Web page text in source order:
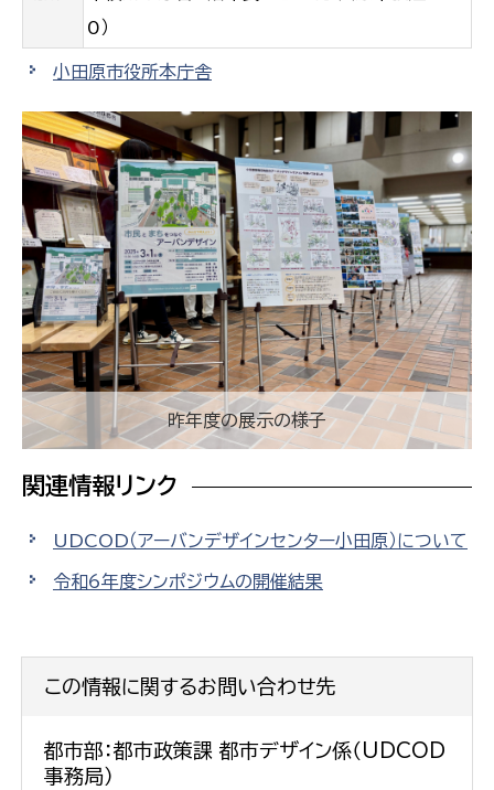
0）
小田原市役所本庁舎
昨年度の展示の様子
関連情報リンク
UDCOD（アーバンデザインセンター小田原）について
令和6年度シンポジウムの開催結果
この情報に関するお問い合わせ先
都市部：都市政策課 都市デザイン係（UDCOD
事務局）